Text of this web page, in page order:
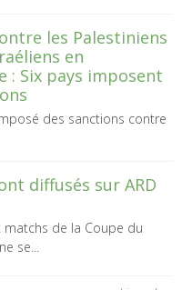
les Palestiniens
en
: Six pays imposent
des sanctions contre
diffusés sur ARD
matchs de la Coupe du
se...